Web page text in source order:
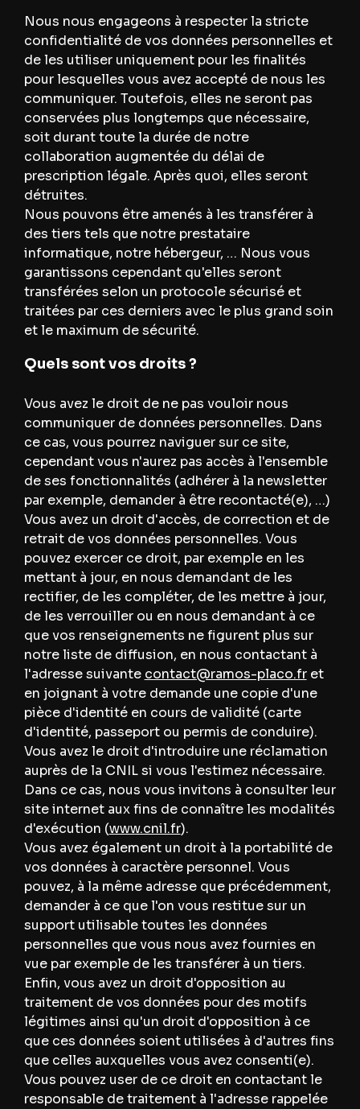
Nous nous engageons à respecter la stricte
confidentialité de vos données personnelles et
de les utiliser uniquement pour les finalités
pour lesquelles vous avez accepté de nous les
communiquer. Toutefois, elles ne seront pas
conservées plus longtemps que nécessaire,
soit durant toute la durée de notre
collaboration augmentée du délai de
prescription légale. Après quoi, elles seront
détruites.
Nous pouvons être amenés à les transférer à
des tiers tels que notre prestataire
informatique, notre hébergeur, … Nous vous
garantissons cependant qu'elles seront
transférées selon un protocole sécurisé et
traitées par ces derniers avec le plus grand soin
et le maximum de sécurité.
Quels sont vos droits ?
Vous avez le droit de ne pas vouloir nous
communiquer de données personnelles. Dans
ce cas, vous pourrez naviguer sur ce site,
cependant vous n'aurez pas accès à l'ensemble
de ses fonctionnalités (adhérer à la newsletter
par exemple, demander à être recontacté(e), …)
Vous avez un droit d'accès, de correction et de
retrait de vos données personnelles. Vous
pouvez exercer ce droit, par exemple en les
mettant à jour, en nous demandant de les
rectifier, de les compléter, de les mettre à jour,
de les verrouiller ou en nous demandant à ce
que vos renseignements ne figurent plus sur
notre liste de diffusion, en nous contactant à
l'adresse suivante contact@ramos-placo.fret
en joignant à votre demande une copie d'une
pièce d'identité en cours de validité (carte
d'identité, passeport ou permis de conduire).
Vous avez le droit d'introduire une réclamation
auprès de la CNIL si vous l'estimez nécessaire.
Dans ce cas, nous vous invitons à consulter leur
site internet aux fins de connaître les modalités
d'exécution (www.cnil.fr).
Vous avez également un droit à la portabilité de
vos données à caractère personnel. Vous
pouvez, à la même adresse que précédemment,
demander à ce que l'on vous restitue sur un
support utilisable toutes les données
personnelles que vous nous avez fournies en
vue par exemple de les transférer à un tiers.
Enfin, vous avez un droit d'opposition au
traitement de vos données pour des motifs
légitimes ainsi qu'un droit d'opposition à ce
que ces données soient utilisées à d'autres fins
que celles auxquelles vous avez consenti(e).
Vous pouvez user de ce droit en contactant le
responsable de traitement à l'adresse rappelée